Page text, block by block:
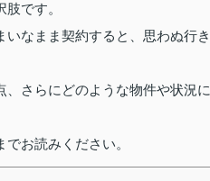
です。
いなまま契約すると、思わぬ行き
、さらにどのような物件や状況に
お読みください。